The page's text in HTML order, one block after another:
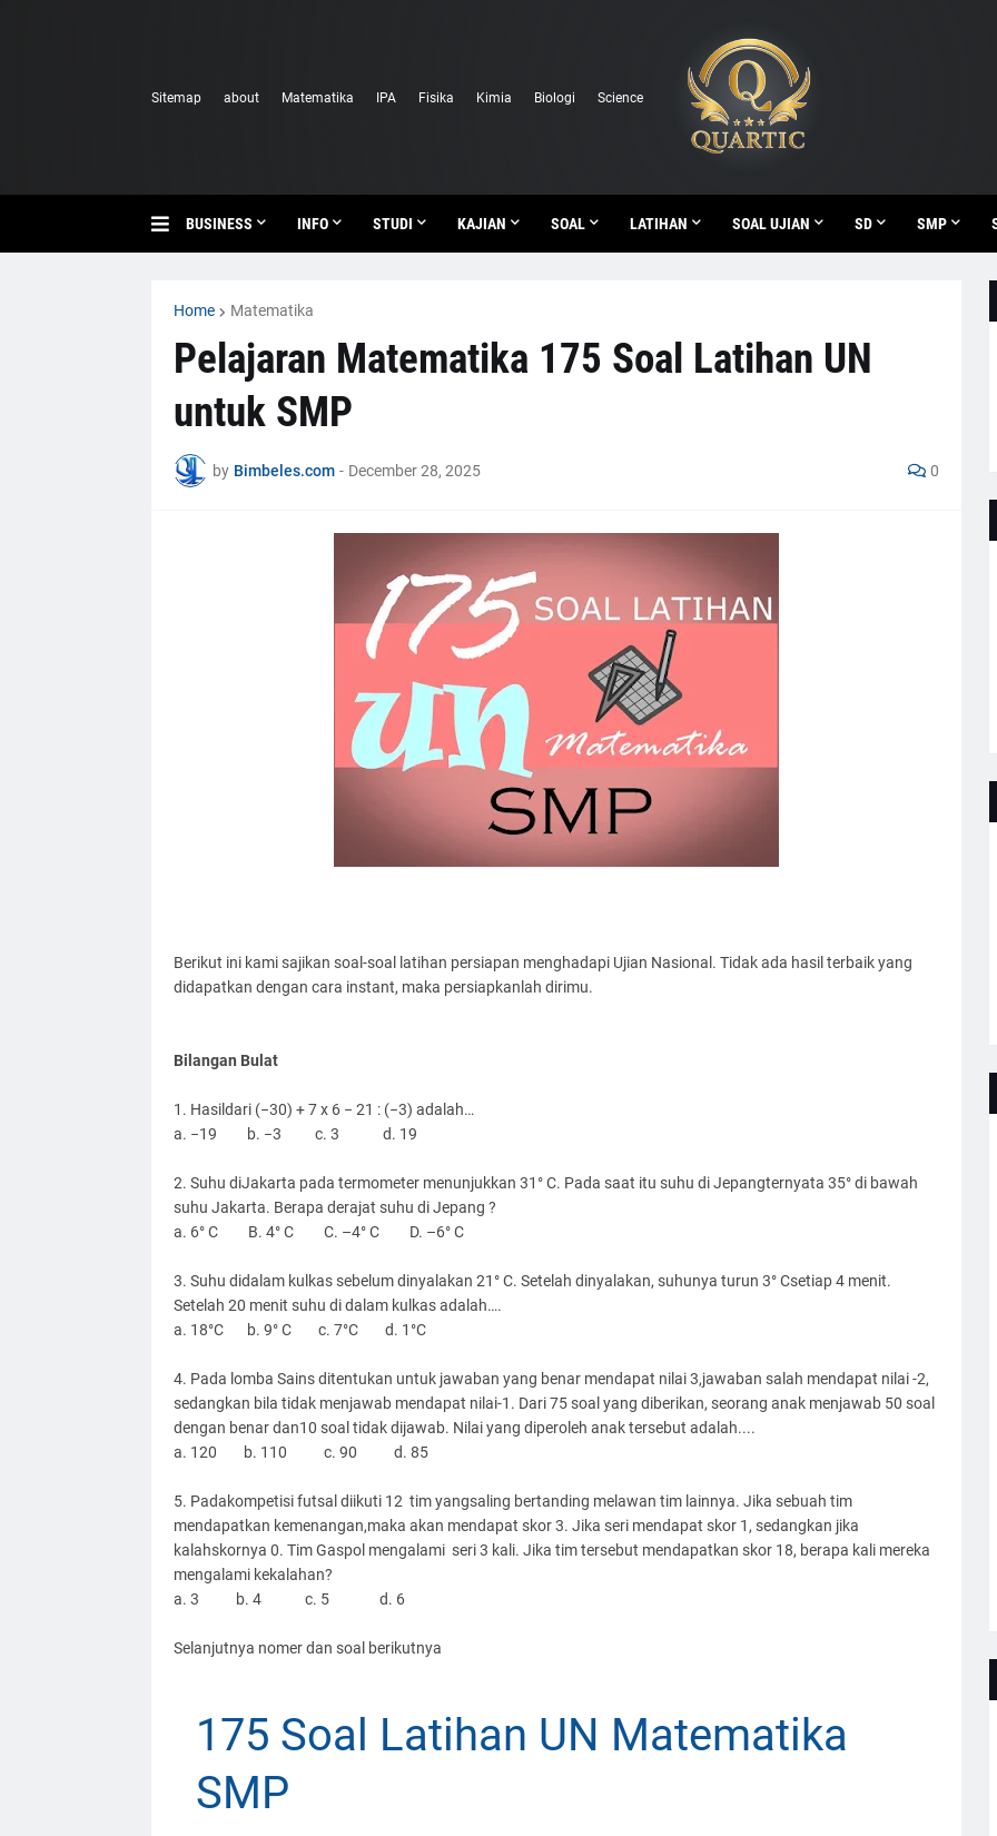
Sitemap about Matematika IPA Fisika Kimia Biologi Science
BUSINESS INFO STUDI KAJIAN SOAL LATIHAN SOAL UJIAN SD SMP
Home Matematika
Pelajaran Matematika 175 Soal Latihan UN
untuk SMP
by Bimbeles.com - December 28, 2025 0
Berikut ini kami sajikan soal-soal latihan persiapan menghadapi Ujian Nasional. Tidak ada hasil terbaik yang
didapatkan dengan cara instant, maka persiapkanlah dirimu.
Bilangan Bulat
1. Hasildari (−30) + 7 x 6 − 21 : (−3) adalah…
a. −19
b. −3 c. 3 d. 19
2. Suhu diJakarta pada termometer menunjukkan 31° C. Pada saat itu suhu di Jepangternyata 35° di bawah
suhu Jakarta. Berapa derajat suhu di Jepang ?
a. 6° C
B. 4° C C. –4° C D. –6° C
3. Suhu didalam kulkas sebelum dinyalakan 21° C. Setelah dinyalakan, suhunya turun 3° Csetiap 4 menit.
Setelah 20 menit suhu di dalam kulkas adalah….
a. 18°C
b. 9° C c. 7°C d. 1°C
4. Pada lomba Sains ditentukan untuk jawaban yang benar mendapat nilai 3,jawaban salah mendapat nilai -2,
sedangkan bila tidak menjawab mendapat nilai-1. Dari 75 soal yang diberikan, seorang anak menjawab 50 soal
dengan benar dan10 soal tidak dijawab. Nilai yang diperoleh anak tersebut adalah....
a. 120
b. 110 c. 90 d. 85
5. Padakompetisi futsal diikuti 12 tim yangsaling bertanding melawan tim lainnya. Jika sebuah tim
mendapatkan kemenangan,maka akan mendapat skor 3. Jika seri mendapat skor 1, sedangkan jika
kalahskornya 0. Tim Gaspol mengalami seri 3 kali. Jika tim tersebut mendapatkan skor 18, berapa kali mereka
mengalami kekalahan?
a. 3
b. 4 c. 5 d. 6
Selanjutnya nomer dan soal berikutnya
175 Soal Latihan UN Matematika
SMP